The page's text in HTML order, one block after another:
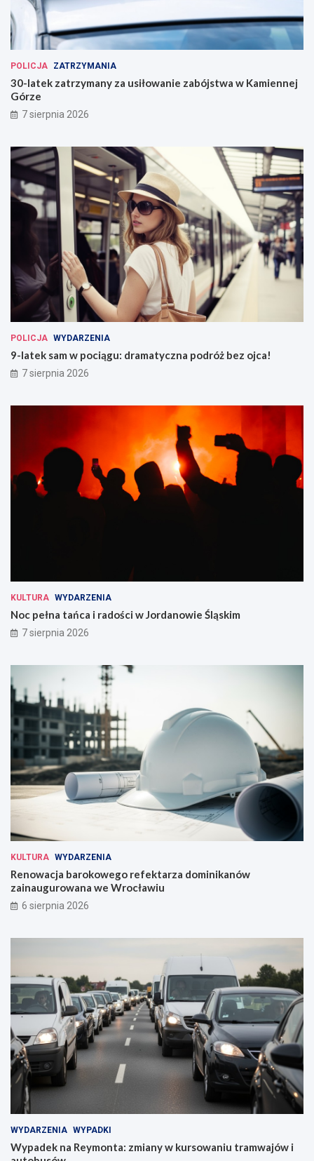
POLICJA ZATRZYMANIA
30-latek zatrzymany za usiłowanie zabójstwa w Kamiennej
Górze
7 sierpnia 2026
POLICJA WYDARZENIA
9-latek sam w pociągu: dramatyczna podróż bez ojca!
7 sierpnia 2026
KULTURA WYDARZENIA
Noc pełna tańca i radości w Jordanowie Śląskim
7 sierpnia 2026
KULTURA WYDARZENIA
Renowacja barokowego refektarza dominikanów
zainaugurowana we Wrocławiu
6 sierpnia 2026
WYDARZENIA WYPADKI
Wypadek na Reymonta: zmiany w kursowaniu tramwajów i